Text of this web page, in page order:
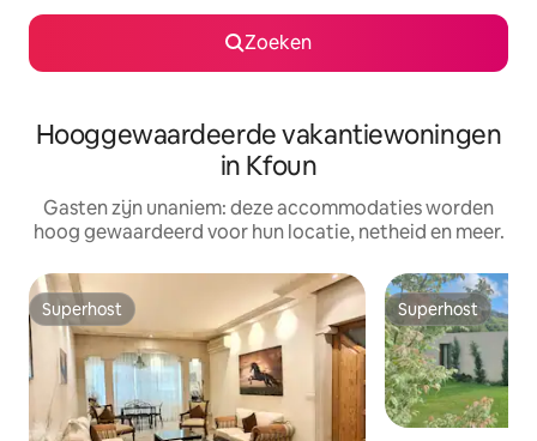
Zoeken
Hooggewaardeerde vakantiewoningen
in Kfoun
Gasten zijn unaniem: deze accommodaties worden
hoog gewaardeerd voor hun locatie, netheid en meer.
Superhost
Superhost Superhost
Superhost